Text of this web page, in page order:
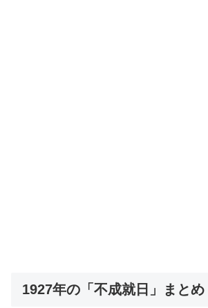
1927年の「不成就日」まとめ